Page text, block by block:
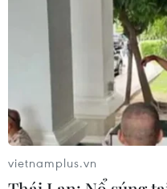
chệch hướng cung cấp
kéo dài và làm trầm
y tế hiện nay.
vietnamplus.vn